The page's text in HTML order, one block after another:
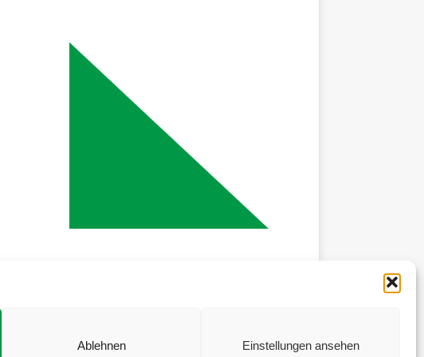
Ablehnen Einstellungen ansehen